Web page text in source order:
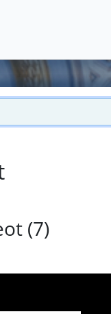
(7)